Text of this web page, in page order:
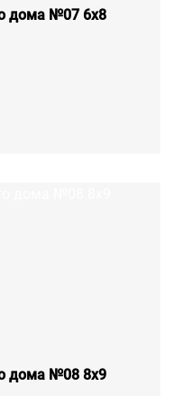
дома №07 6х8
дома №08 8х9